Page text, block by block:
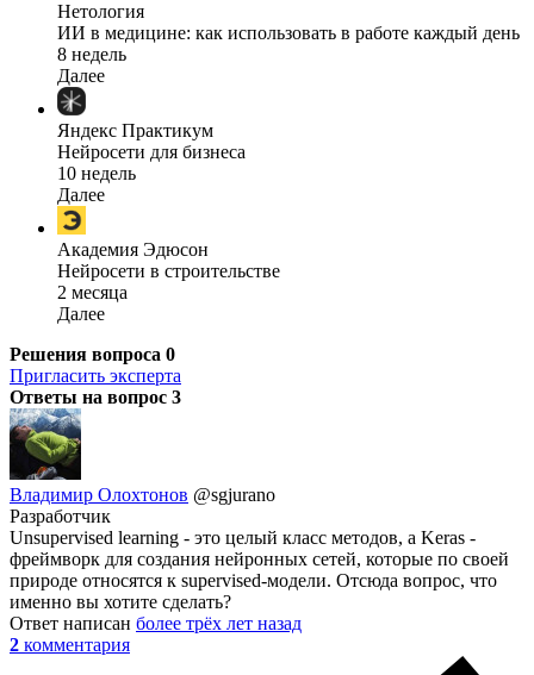
Нетология
ИИ в медицине: как использовать в работе каждый день
8 недель
Далее
Яндекс Практикум
Нейросети для бизнеса
10 недель
Далее
Академия Эдюсон
Нейросети в строительстве
2 месяца
Далее
Решения вопроса 0
Пригласить эксперта
Ответы на вопрос 3
Владимир Олохтонов @sgjurano
Разработчик
Unsupervised learning - это целый класс методов, а Keras -
фреймворк для создания нейронных сетей, которые по своей
природе относятся к supervised-модели. Отсюда вопрос, что
именно вы хотите сделать?
Ответ написан более трёх лет назад
2 комментария